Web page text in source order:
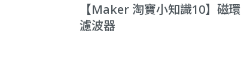
【Maker 淘寶小知識10】磁環
濾波器